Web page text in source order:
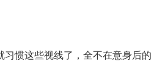
惯这些视线了，全不在意身后的